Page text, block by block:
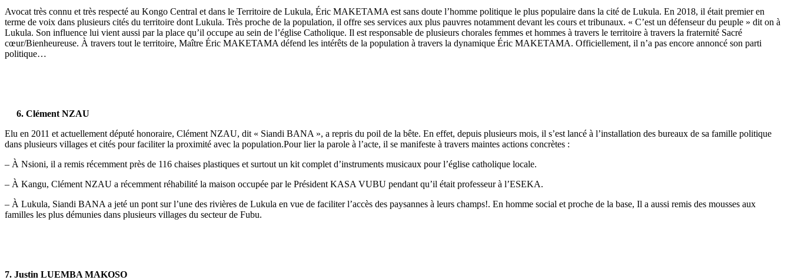
Avocat très connu et très respecté au Kongo Central et dans le Territoire de Lukula, Éric MAKETAMA est sans doute l’homme politique le plus populaire dans la cité de Lukula. En 2018, il était premier en
terme de voix dans plusieurs cités du territoire dont Lukula. Très proche de la population, il offre ses services aux plus pauvres notamment devant les cours et tribunaux. « C’est un défenseur du peuple » dit on à
Lukula. Son influence lui vient aussi par la place qu’il occupe au sein de l’église Catholique. Il est responsable de plusieurs chorales femmes et hommes à travers le territoire à travers la fraternité Sacré
cœur/Bienheureuse. À travers tout le territoire, Maître Éric MAKETAMA défend les intérêts de la population à travers la dynamique Éric MAKETAMA. Officiellement, il n’a pas encore annoncé son parti
politique…
6. Clément NZAU
Elu en 2011 et actuellement député honoraire, Clément NZAU, dit « Siandi BANA », a repris du poil de la bête. En effet, depuis plusieurs mois, il s’est lancé à l’installation des bureaux de sa famille politique
dans plusieurs villages et cités pour faciliter la proximité avec la population.Pour lier la parole à l’acte, il se manifeste à travers maintes actions concrètes :
– À Nsioni, il a remis récemment près de 116 chaises plastiques et surtout un kit complet d’instruments musicaux pour l’église catholique locale.
– À Kangu, Clément NZAU a récemment réhabilité la maison occupée par le Président KASA VUBU pendant qu’il était professeur à l’ESEKA.
– À Lukula, Siandi BANA a jeté un pont sur l’une des rivières de Lukula en vue de faciliter l’accès des paysannes à leurs champs!. En homme social et proche de la base, Il a aussi remis des mousses aux
familles les plus démunies dans plusieurs villages du secteur de Fubu.
7. Justin LUEMBA MAKOSO